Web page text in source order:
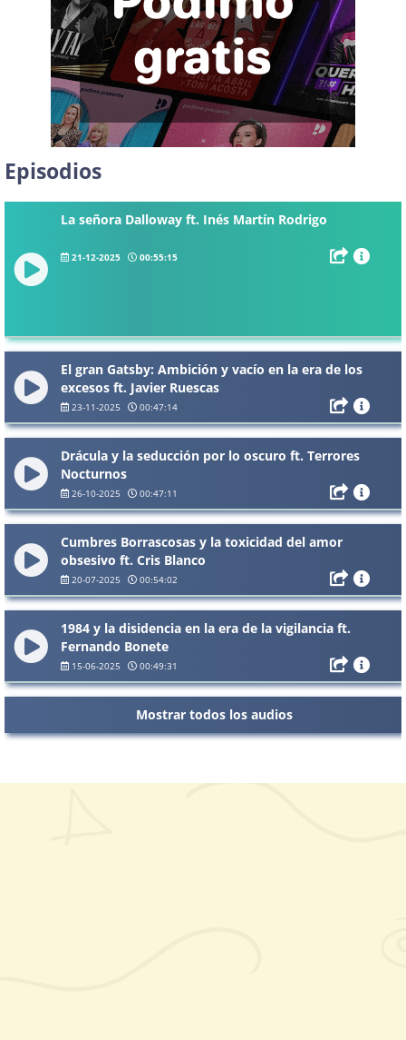
Episodios
La señora Dalloway ft. Inés Martín Rodrigo
21-12-2025 00:55:15
El gran Gatsby: Ambición y vacío en la era de los
excesos ft. Javier Ruescas
23-11-2025 00:47:14
Drácula y la seducción por lo oscuro ft. Terrores
Nocturnos
26-10-2025 00:47:11
Cumbres Borrascosas y la toxicidad del amor
obsesivo ft. Cris Blanco
20-07-2025 00:54:02
1984 y la disidencia en la era de la vigilancia ft.
Fernando Bonete
15-06-2025 00:49:31
Mostrar todos los audios